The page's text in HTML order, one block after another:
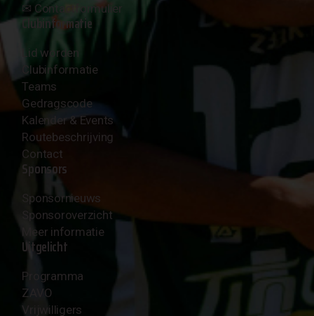
✉︎ Contactformulier
Clubinformatie
Lid worden
Clubinformatie
Teams
Gedragscode
Kalender & Events
Routebeschrijving
Contact
Sponsors
Sponsornieuws
Sponsoroverzicht
Meer informatie
Uitgelicht
Programma
ZAVO
Vrijwilligers